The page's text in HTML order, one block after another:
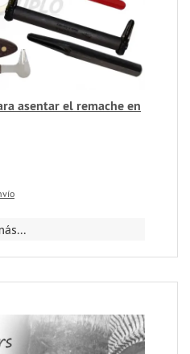
asentar el remache en